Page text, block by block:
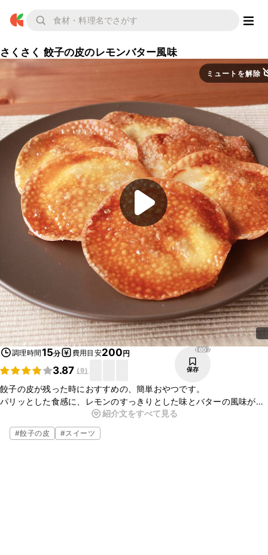
さくさく 餃子の皮のレモンバター風味
ミュートを解除
調理時間15分 費用目安200円
3.87 (9)
1607
保存
餃子の皮が残った時におすすめの、簡単おやつです。
パリッとした食感に、レモンのすっきりとした味とバターの風味が抜
レモンの酸味が効いた大人向けの味です。
お子様向けにはレモン汁を水に代えて、グラニュー糖を増やすと甘く
紹介文をすべて見る
#餃子の皮 #スイーツ